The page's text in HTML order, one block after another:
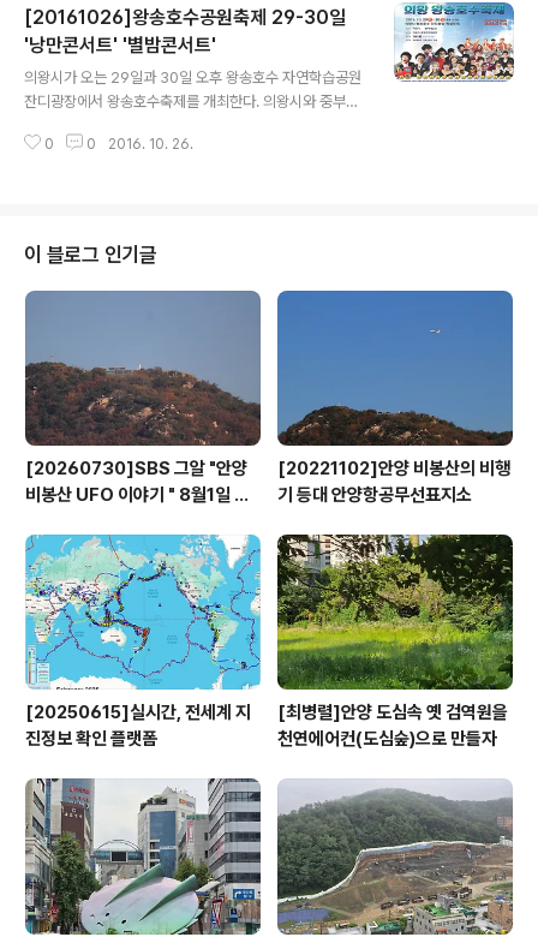
원들에게 제공됐다. 이번에 확정된 지방보조금 사업예산은
심의위원회에서 최종적으로 6개 사업 2000만원을 증액
조정한 것이다. 한편, 의왕시 지방보조금심의위원회는 심
의과정에서의 전문성과 공정성 확보를 위해 지방보조금관
리조례에 적합하게 대학교수, 사회단체 전문가, 의왕시 관
련국장 등 15명의 전문가로 구성되어 있다. 의왕시는 심의
[20161026]왕송호수공원축제 29-30일
'낭만콘서트' '별밤콘서트'
의왕시가 오는 29일과 30일 오후 왕송호수 자연학습공원
잔디광장에서 왕송호수축제를 개최한다. 의왕시와 중부일
제는 이틀동안 ‘낭만콘서트’(29일)와 ‘별밤콘서트’(30일)
로 기대된다. 낭만콘서트에는 개그맨 박준형이 사회를 보
는 가운데 하춘화, 노라조, 박일준, 이상은, 김연숙 등 708
0세대가 좋아할 가수들과 엠펙트, 유지나, 윙크, 손빈 등이
대로 꾸며진다. 이날은 아나운서..
0 0 2016. 10. 26.
이 블로그 인기글
[20260730]SBS 그알 "안양
비봉산 UFO 이야기 " 8월1일 방
[20221102]안양 비봉산의 비행
기 등대 안양항공무선표지소
[20250615]실시간, 전세계 지
진정보 확인 플랫폼
[최병렬]안양 도심속 옛 검역원을
천연에어컨(도심숲)으로 만들자